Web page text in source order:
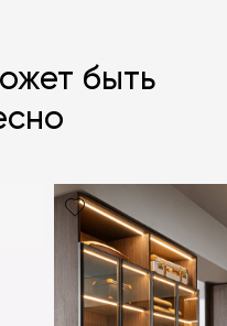
быть